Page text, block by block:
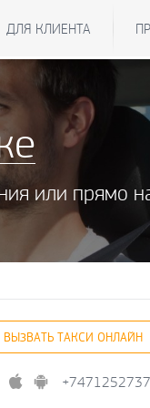
ДЛЯ КЛИЕНТА
или прямо
ВЫЗВАТЬ ТАКСИ ОНЛАЙН